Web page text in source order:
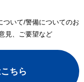
ついて/警備についてのお
見、ご要望など
ちら